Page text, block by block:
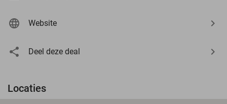
Website
Deel deze deal
Locaties